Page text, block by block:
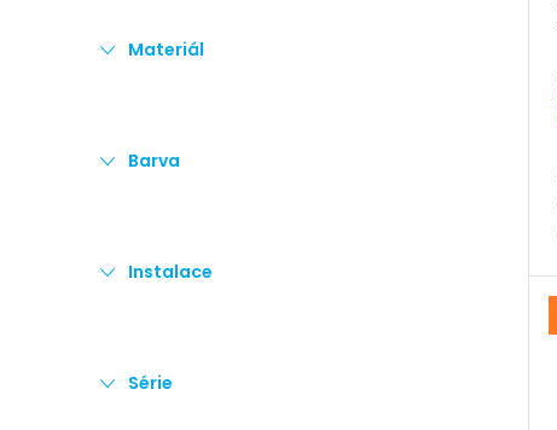
Materiál
Barva
Instalace
Série
k